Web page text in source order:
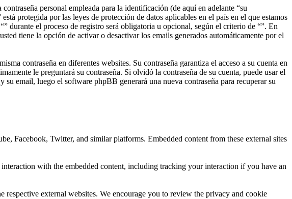
personal empleada para la identificación (de aquí en adelante “su
protegida por las leyes de protección de datos aplicables en el país en el que estamos
durante el proceso de registro será obligatoria u opcional, según el criterio de “”. En
tiene la opción de activar o desactivar los emails generados automáticamente por el
contraseña en diferentes websites. Su contraseña garantiza el acceso a su cuenta en
le preguntará su contraseña. Si olvidó la contraseña de su cuenta, puede usar el
email, luego el software phpBB generará una nueva contraseña para recuperar su
Facebook, Twitter, and similar platforms. Embedded content from these external sites
with the embedded content, including tracking your interaction if you have an
external websites. We encourage you to review the privacy and cookie